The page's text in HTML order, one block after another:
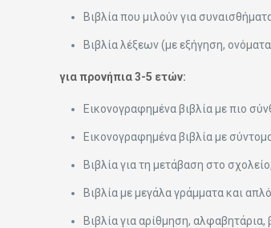
Βιβλία που μιλούν για
Βιβλία λέξεων (με εξήγηση,
για προνήπια 3-5 ετών:
Εικονογραφημένα βιβλία με πιο
Εικονογραφημένα βιβλία με
Βιβλία για τη μετάβαση στο
Βιβλία με μεγάλα γράμματα και
Βιβλία για αρίθμηση, αλφαβητάρια,